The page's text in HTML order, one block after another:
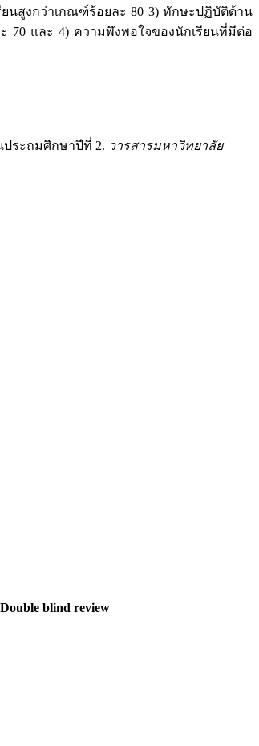
นสูงกว่าเกณฑ์ร้อยละ 80 3) ทักษะปฏิบัติด้าน
70 และ 4) ความพึงพอใจของนักเรียนที่มีต่อ
ประถมศึกษาปีที่ 2. วารสารมหาวิทยาลัย
Double blind review